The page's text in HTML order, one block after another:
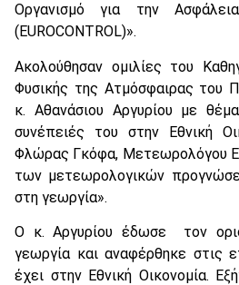
Οργανισμό για την
(EUROCONTROL)».
Ακολούθησαν ομιλίες του
Φυσικής της Ατμόσφαιρας του
κ. Αθανάσιου Αργυρίου με
συνέπειές του στην Εθνική
Φλώρας Γκόφα, Μετεωρολόγου
των μετεωρολογικών
στη γεωργία».
Ο κ. Αργυρίου έδωσε τον
γεωργία και αναφέρθηκε στις
έχει στην Εθνική Οικονομία.